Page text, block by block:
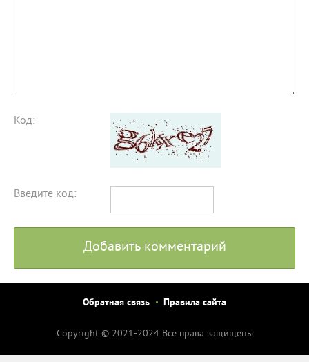
Код:
Введите код:
Добавить комментарий
Обратная связь Правила сайта
Copyright © 2021-2024 Все права защищены